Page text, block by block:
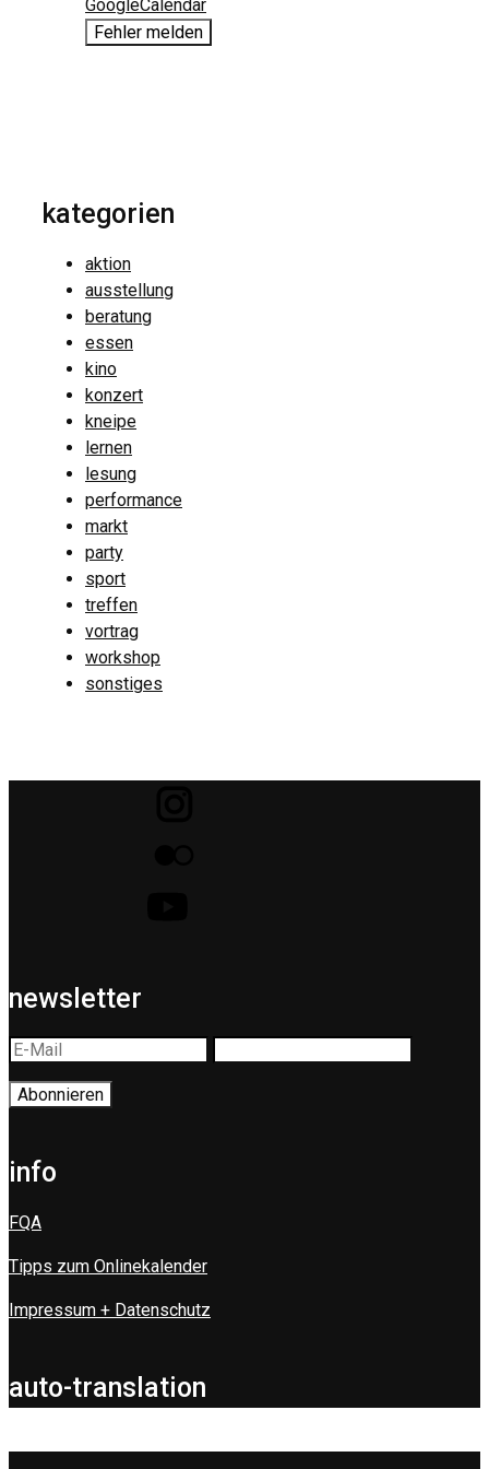
GoogleCalendar
Fehler melden
kategorien
aktion
ausstellung
beratung
essen
kino
konzert
kneipe
lernen
lesung
performance
markt
party
sport
treffen
vortrag
workshop
sonstiges
newsletter
info
FQA
Tipps zum Onlinekalender
Impressum + Datenschutz
auto-translation